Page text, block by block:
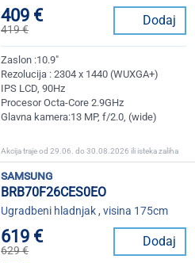
409 €
419 €
Dodaj
Zaslon :10.9"
Rezolucija : 2304 x 1440 (WUXGA+)
IPS LCD, 90Hz
Procesor Octa-Core 2.9GHz
Glavna kamera:13 MP, f/2.0, (wide)
Akcija traje od 29.06. do 30.08.2026 ili isteka zaliha
samsung
BRB70F26CES0EO
Ugradbeni hladnjak , visina 175cm
619 €
629 €
Dodaj